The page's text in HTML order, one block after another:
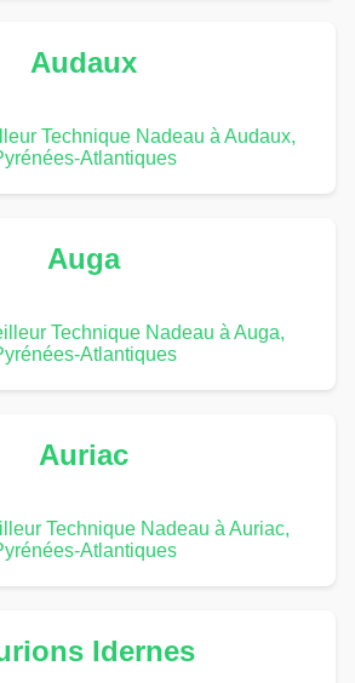
Audaux
Technique Nadeau à Audaux,
Atlantiques
Auga
Technique Nadeau à Auga,
Atlantiques
Auriac
Technique Nadeau à Auriac,
Atlantiques
Idernes